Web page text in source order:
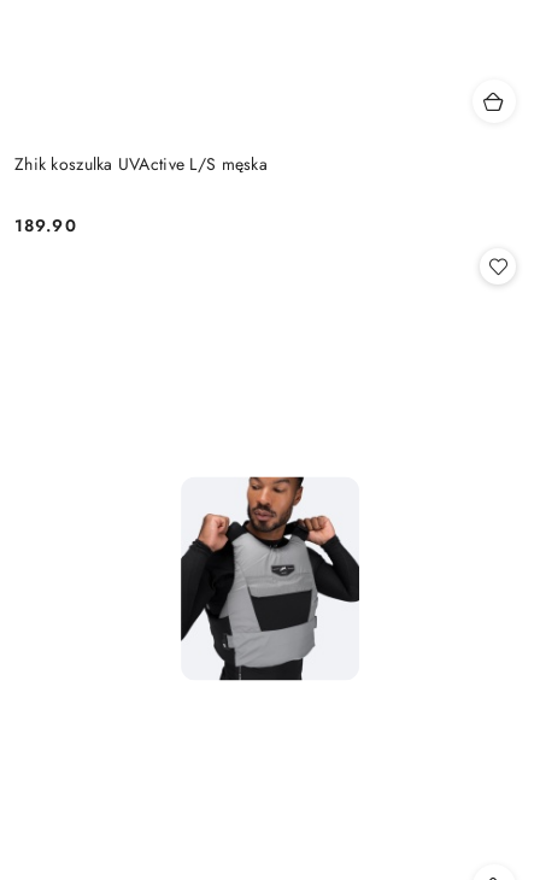
Zhik koszulka UVActive L/S męska
Cena:
189.90